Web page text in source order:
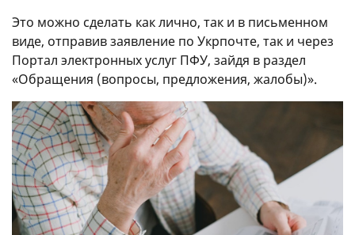
Это можно сделать как лично, так и в письменном
виде, отправив заявление по Укрпочте, так и через
Портал электронных услуг ПФУ, зайдя в раздел
«Обращения (вопросы, предложения, жалобы)».